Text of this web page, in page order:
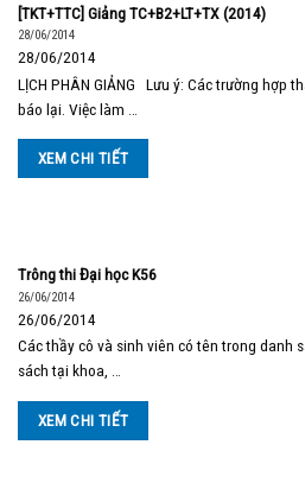
[TKT+TTC] Giảng TC+B2+LT+TX (2014)
28/06/2014
28/06/2014
LỊCH PHÂN GIẢNG Lưu ý: Các trường hợp
báo lại. Việc làm …
XEM CHI TIẾT
Trông thi Đại học K56
26/06/2014
26/06/2014
Các thầy cô và sinh viên có tên trong danh
sách tại khoa, …
XEM CHI TIẾT